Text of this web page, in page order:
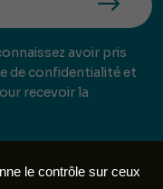
avoir pris
de confidentialité et
recevoir la
le contrôle sur ceux